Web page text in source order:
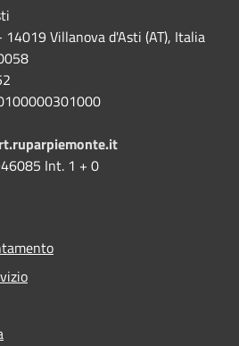
14019 Villanova d'Asti (AT), Italia
Int. 1 + 0